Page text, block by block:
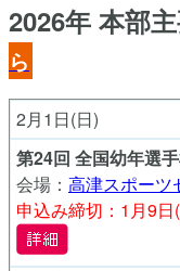
2026年 本部
ら
2月1日(日)
第24回 全国幼年選
会場： 高津スポーツ
申込み締切：1月9日